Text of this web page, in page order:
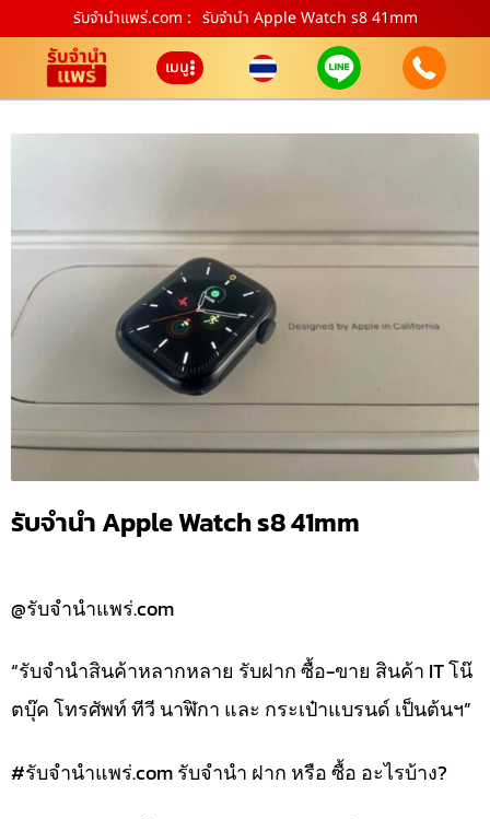
รับจํานําแพร่.com : รับจำนำ Apple Watch s8 41mm
เมนู
รับจำนำ Apple Watch s8 41mm
@รับจำนำแพร่.com
“รับจำนำสินค้าหลากหลาย รับฝาก ซื้อ-ขาย สินค้า IT โน๊
ตบุ๊ค โทรศัพท์ ทีวี นาฬิกา และ กระเป๋าแบรนด์ เป็นต้นฯ”
#รับจํานําแพร่.com รับจำนำ ฝาก หรือ ซื้อ อะไรบ้าง?